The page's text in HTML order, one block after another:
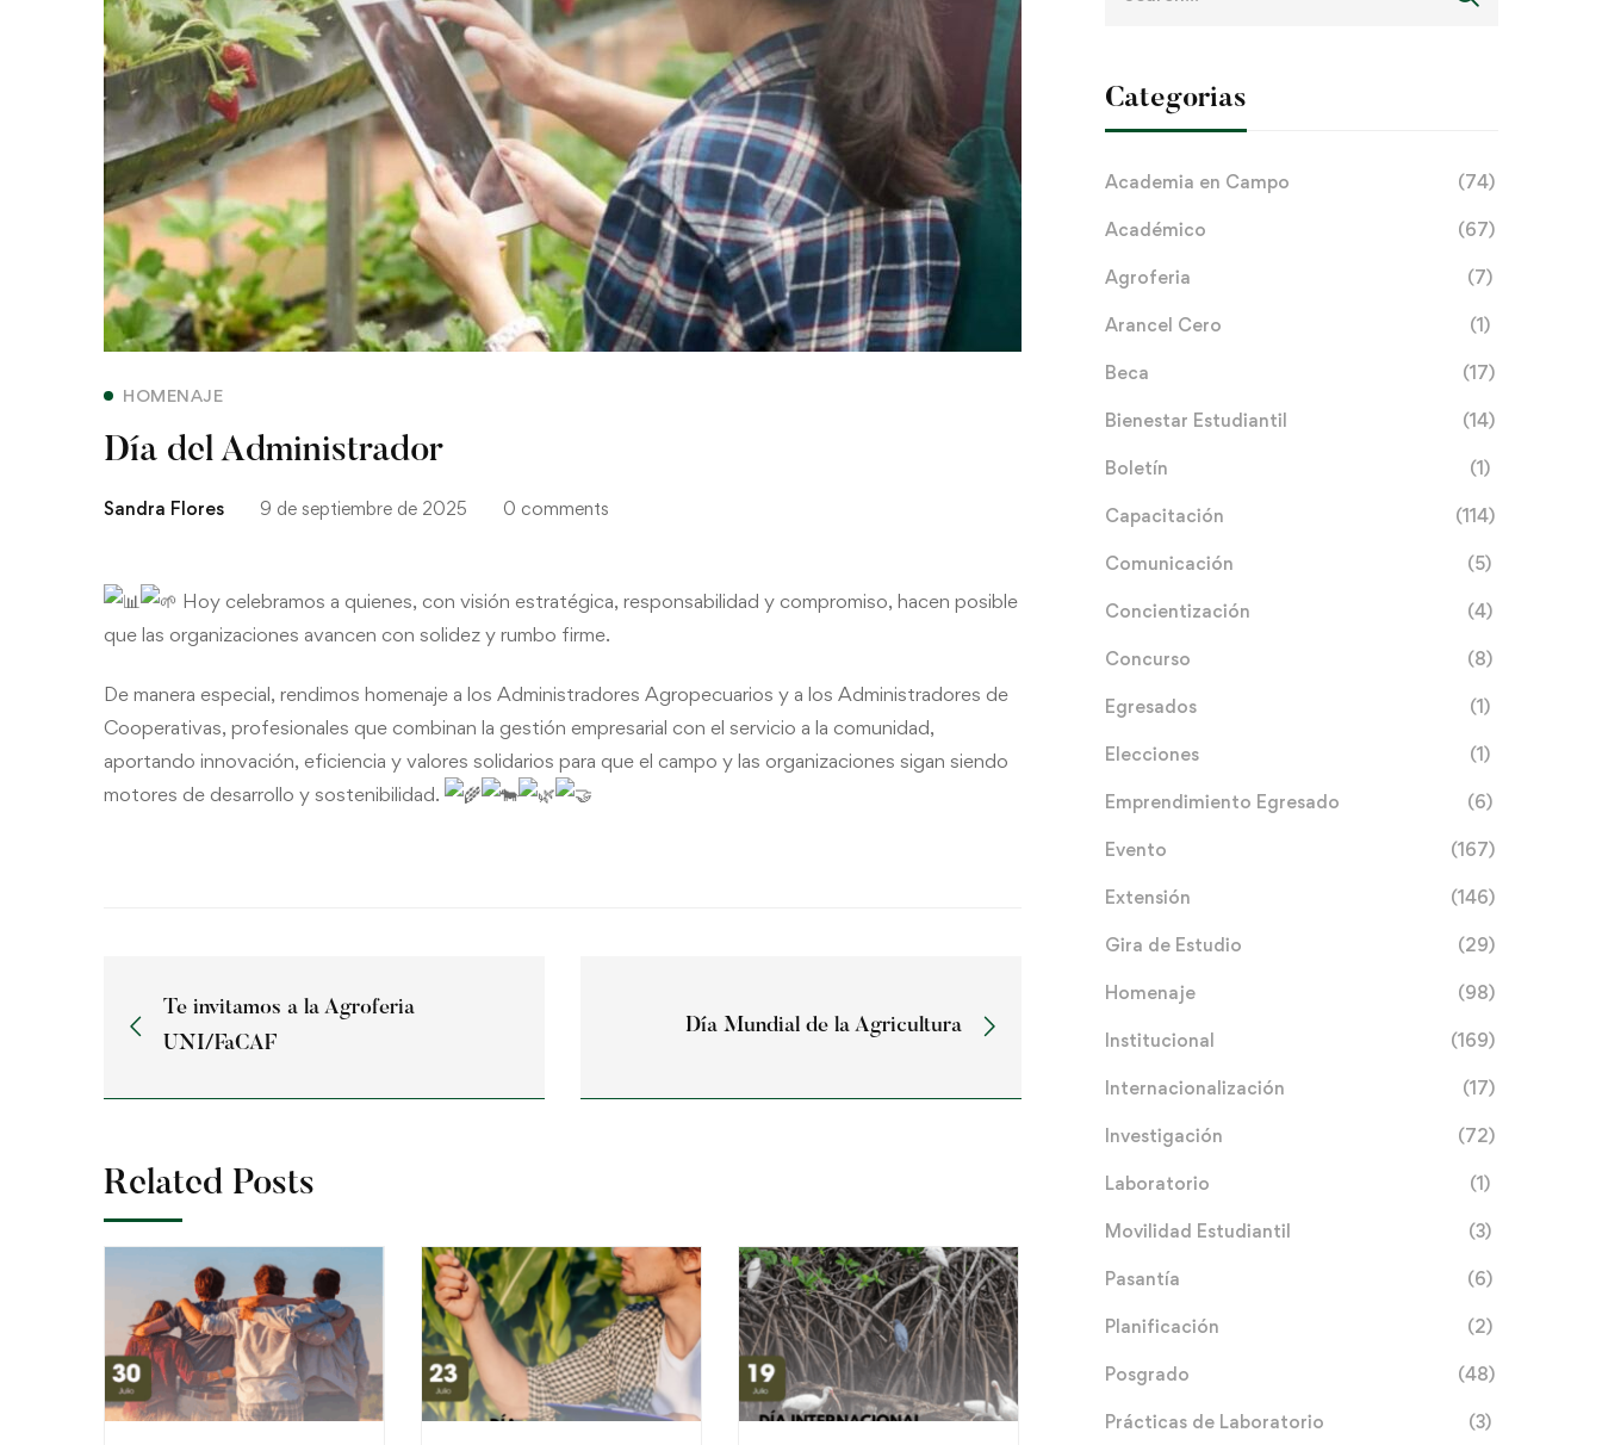
HOMENAJE
Día del Administrador
Sandra Flores 9 de septiembre de 2025 0 comments
Hoy celebramos a quienes, con visión estratégica, responsabilidad y compromiso, hacen posible
que las organizaciones avancen con solidez y rumbo firme.
De manera especial, rendimos homenaje a los Administradores Agropecuarios y a los Administradores de
Cooperativas, profesionales que combinan la gestión empresarial con el servicio a la comunidad,
aportando innovación, eficiencia y valores solidarios para que el campo y las organizaciones sigan siendo
motores de desarrollo y sostenibilidad.
Te invitamos a la Agroferia
UNI/FaCAF
Día Mundial de la Agricultura
Related Posts
Categorias
Academia en Campo (74)
Académico (67)
Agroferia (7)
Arancel Cero (1)
Beca (17)
Bienestar Estudiantil (14)
Boletín (1)
Capacitación (114)
Comunicación (5)
Concientización (4)
Concurso (8)
Egresados (1)
Elecciones (1)
Emprendimiento Egresado (6)
Evento (167)
Extensión (146)
Gira de Estudio (29)
Homenaje (98)
Institucional (169)
Internacionalización (17)
Investigación (72)
Laboratorio (1)
Movilidad Estudiantil (3)
Pasantía (6)
Planificación (2)
Posgrado (48)
Prácticas de Laboratorio (3)